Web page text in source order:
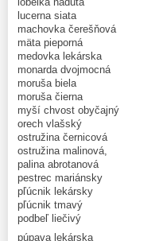
lucerna siata
machovka čerešňová
mäta pieporná
medovka lekárska
monarda dvojmocná
moruša biela
moruša čierna
myší chvost obyčajný
orech vlašský
ostružina černicová
ostružina malinová,
palina abrotanová
pestrec mariánsky
pľúcnik lekársky
pľúcnik tmavý
podbeľ liečivý
púpava lekárska